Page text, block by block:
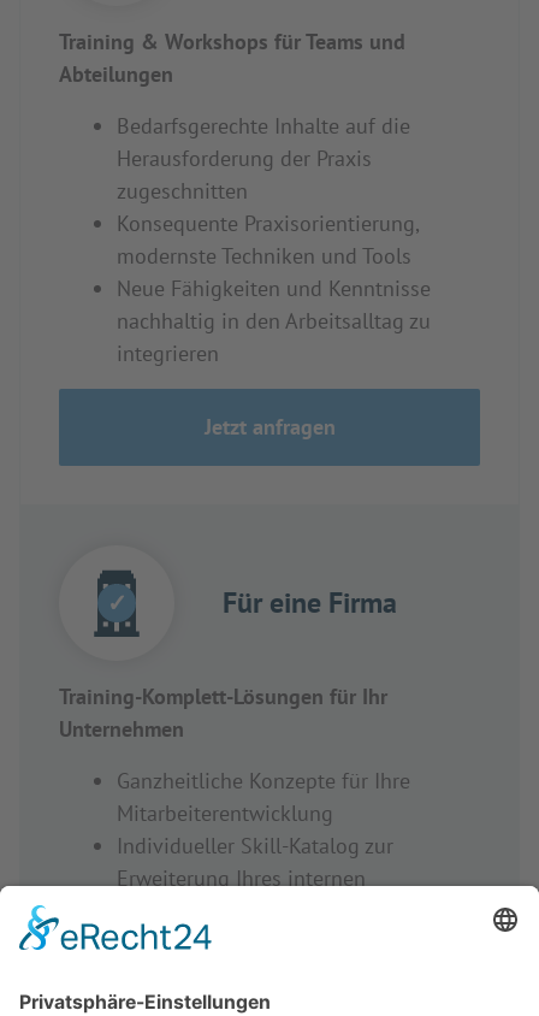
Training & Workshops für Teams und
Abteilungen
Bedarfsgerechte Inhalte auf die
Herausforderung der Praxis
zugeschnitten
Konsequente Praxisorientierung,
modernste Techniken und Tools
Neue Fähigkeiten und Kenntnisse
nachhaltig in den Arbeitsalltag zu
integrieren
Jetzt anfragen
✓ Für eine Firma
Training-Komplett-Lösungen für Ihr
Unternehmen
Ganzheitliche Konzepte für Ihre
Mitarbeiterentwicklung
Individueller Skill-Katalog zur
Erweiterung Ihres internen
Nachhaltige Personalentwicklung